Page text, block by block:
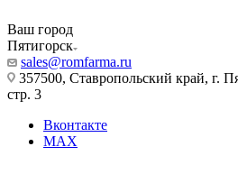
Ваш город
Пятигорск
sales@romfarma.ru
357500, Ставропольский край, г.
стр. 3
Вконтакте
MAX